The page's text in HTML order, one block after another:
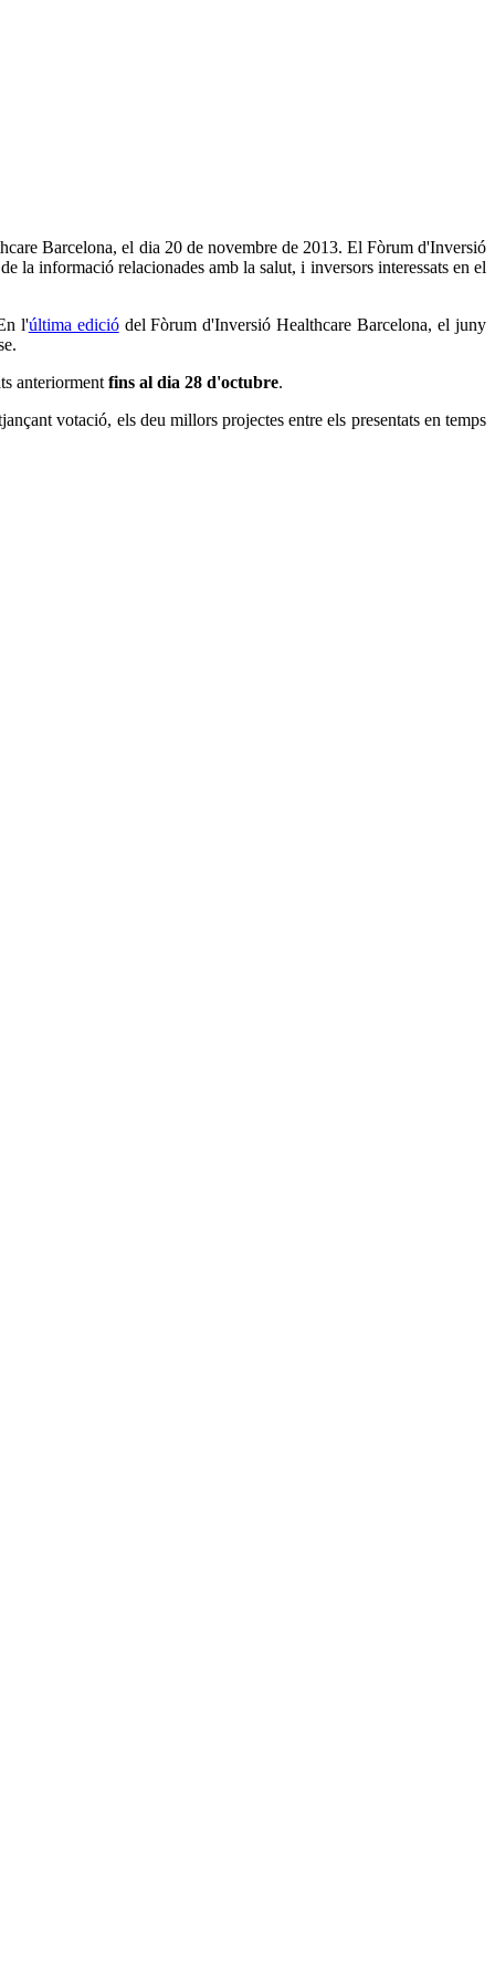
Barcelona, el dia 20 de novembre de 2013. El Fòrum d'Inversió
la informació relacionades amb la salut, i inversors interessats en el
l'última ediciódel Fòrum d'Inversió Healthcare Barcelona, el juny
anteriormentfins al dia 28 d'octubre.
votació, els deu millors projectes entre els presentats en temps